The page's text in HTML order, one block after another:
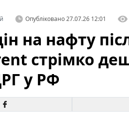
Опубліковано27.07.26 12:01
на нафту
стрімко
у РФ